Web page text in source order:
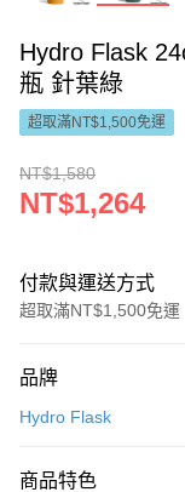
Hydro Flask
瓶 針葉綠
超取滿NT$1,500免運
NT$1,580
NT$1,264
付款與運送方式
超取滿NT$1,500免運
信用卡一次付款
Apple Pay
品牌
Hydro Flask
商品特色